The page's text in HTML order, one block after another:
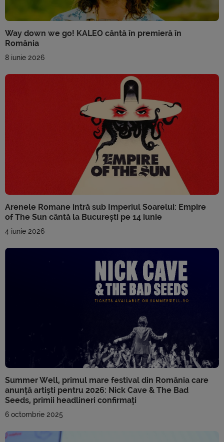
Way down we go! KALEO cântă în premieră în
România
8 iunie 2026
Arenele Romane intră sub Imperiul Soarelui: Empire
of The Sun cântă la București pe 14 iunie
4 iunie 2026
Summer Well, primul mare festival din România care
anunță artiști pentru 2026: Nick Cave & The Bad
Seeds, primii headlineri confirmați
6 octombrie 2025